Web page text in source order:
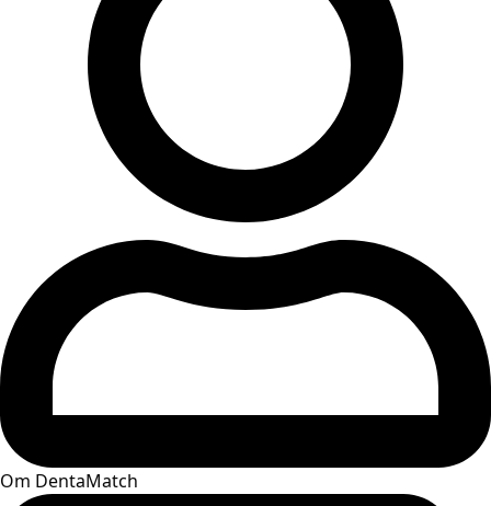
Om DentaMatch